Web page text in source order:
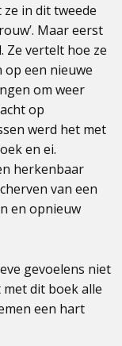
in dit tweede
Maar eerst
Ze vertelt hoe ze
een nieuwe
om weer
op
werd het met
en ei.
herkenbaar
van een
en opnieuw
gevoelens niet
dit boek alle
een hart